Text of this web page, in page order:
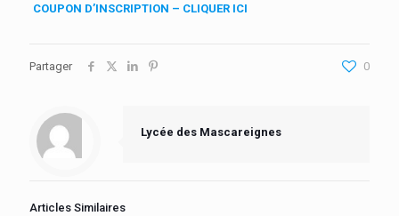
COUPON D’INSCRIPTION – CLIQUER ICI
Partager 0
Lycée des Mascareignes
Articles Similaires